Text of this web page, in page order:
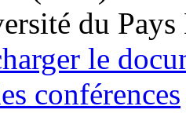
du Pays
le
conférences